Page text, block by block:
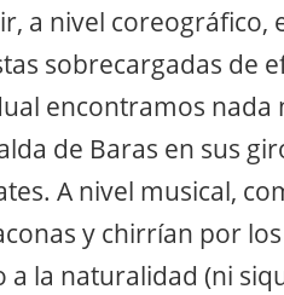
a nivel coreográfico,
sobrecargadas de
encontramos nada
de Baras en sus
A nivel musical,
y chirrían por
a la naturalidad (ni